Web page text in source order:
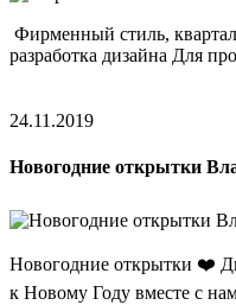
Фирменный стиль,
разработка дизайна Для
24.11.2019
Новогодние открытки
Новогодние открытки ❤️
к Новому Году вместе с